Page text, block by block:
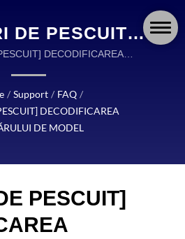
DE PESCUIT]
DE MODEL |
FISHING:
BÂTE ȘI
PENTRU
AVENTURĂ
DECODIFICAREA
DE ÎNALTĂ CALITATE.
/ Support / FAQ /
DECODIFICAREA
DE MODEL
PESCUIT]